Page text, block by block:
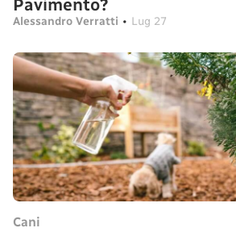
Pavimento?
Alessandro Verratti • Lug 27
Cani